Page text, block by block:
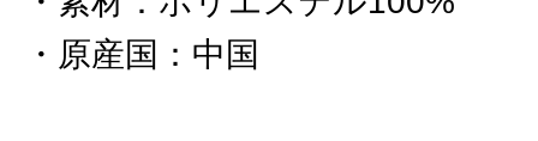
原産国 ： 中国